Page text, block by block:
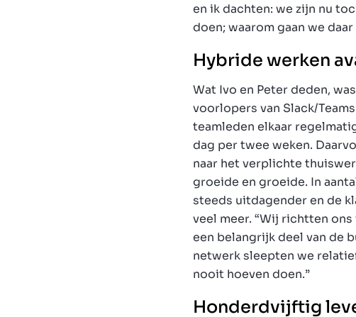
en ik dachten: we zijn nu
doen; waarom gaan we
Hybride werken
Wat Ivo en Peter deden,
voorlopers van Slack/
teamleden elkaar
dag per twee weken.
naar het verplichte
groeide en groeide. In
steeds uitdagender en de
veel meer. “Wij richtten
een belangrijk deel van de
netwerk sleepten we
nooit hoeven doen.”
Honderdvijftig